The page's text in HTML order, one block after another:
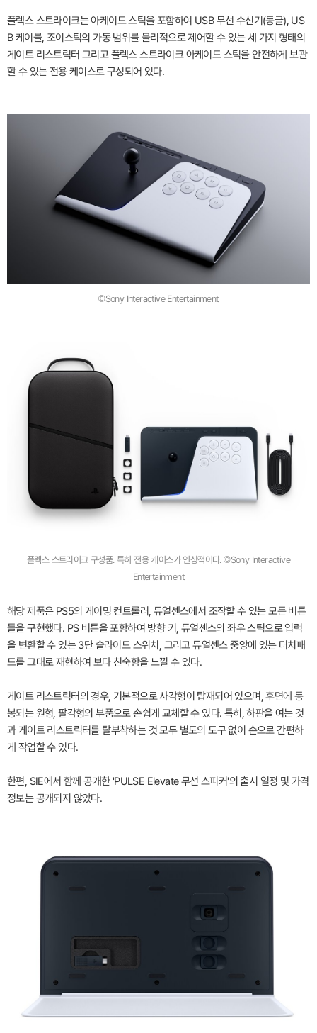
플렉스 스트라이크는 아케이드 스틱을 포함하여 USB 무선 수신기(동글), US
B 케이블, 조이스틱의 가동 범위를 물리적으로 제어할 수 있는 세 가지 형태의
게이트 리스트릭터 그리고 플렉스 스트라이크 아케이드 스틱을 안전하게 보관
할 수 있는 전용 케이스로 구성되어 있다.
©Sony Interactive Entertainment
플렉스 스트라이크 구성품. 특히 전용 케이스가 인상적이다. ©Sony Interactive
Entertainment
해당 제품은 PS5의 게이밍 컨트롤러, 듀얼센스에서 조작할 수 있는 모든 버튼
들을 구현했다. PS 버튼을 포함하여 방향 키, 듀얼센스의 좌우 스틱으로 입력
을 변환할 수 있는 3단 슬라이드 스위치, 그리고 듀얼센스 중앙에 있는 터치패
드를 그대로 재현하여 보다 친숙함을 느낄 수 있다.
게이트 리스트릭터의 경우, 기본적으로 사각형이 탑재되어 있으며, 후면에 동
봉되는 원형, 팔각형의 부품으로 손쉽게 교체할 수 있다. 특히, 하판을 여는 것
과 게이트 리스트릭터를 탈부착하는 것 모두 별도의 도구 없이 손으로 간편하
게 작업할 수 있다.
한편, SIE에서 함께 공개한 'PULSE Elevate 무선 스피커'의 출시 일정 및 가격
정보는 공개되지 않았다.